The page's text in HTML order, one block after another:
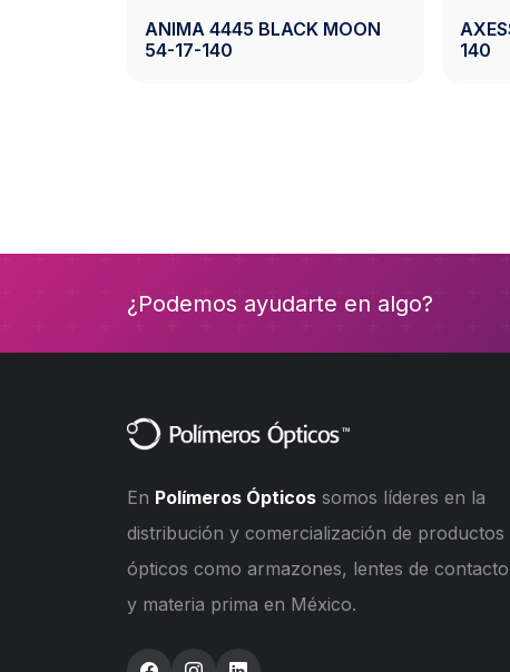
AXESS 2742 CRYSTAL LIGTH
GREY 50-20-140
AXESS 2742 DEMI
¿Podemos ayudarte en algo?
En Polímeros Ópticos somos líderes en la
distribución y comercialización de productos
ópticos como armazones, lentes de contacto
y materia prima en México.